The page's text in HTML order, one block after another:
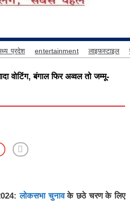
प्रदेश entertainment लाइफस्टाइल
वोटिंग, बंगाल फिर अव्वल तो जम्मू-
लोकसभा चुनावके छठे चरण के लिए